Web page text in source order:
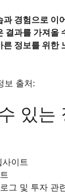
과 경험으로 이
결과를 가져올
른 정보를 위한
있는
이트
그 및 투자 관